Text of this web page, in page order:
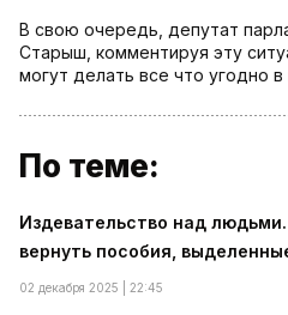
В свою очередь, депутат
Старыш, комментируя эту
могут делать все что угодно
По теме:
Издевательство над
вернуть пособия,
02 декабря 2025 | 22:45